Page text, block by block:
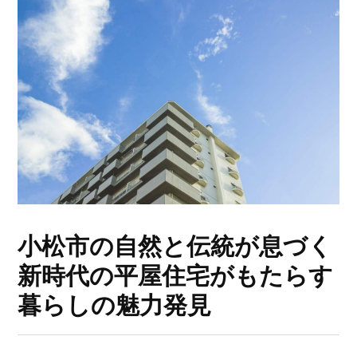
小松市の自然と伝統が息づく
新時代の平屋住宅がもたらす
暮らしの魅力発見